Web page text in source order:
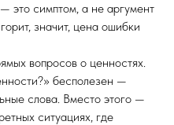
это симптом, а не аргумент
значит, цена ошибки
вопросов о ценностях.
бесполезен —
слова. Вместо этого —
ситуациях, где